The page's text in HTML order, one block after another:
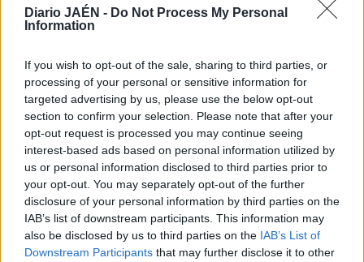
Diario JAÉN - Do Not Process My Personal
Information
If you wish to opt-out of the sale, sharing to third parties, or
processing of your personal or sensitive information for
targeted advertising by us, please use the below opt-out
section to confirm your selection. Please note that after your
opt-out request is processed you may continue seeing
interest-based ads based on personal information utilized by
us or personal information disclosed to third parties prior to
your opt-out. You may separately opt-out of the further
disclosure of your personal information by third parties on the
IAB’s list of downstream participants. This information may
also be disclosed by us to third parties on the IAB’s List of
Downstream Participants that may further disclose it to other